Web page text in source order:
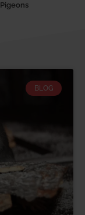
Pigeons
BLOG